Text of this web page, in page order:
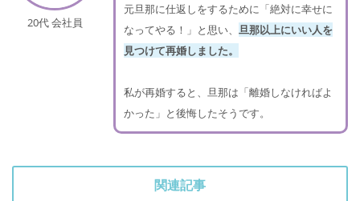
20代 会社員
元旦那に仕返しをするために「絶対に幸せに
なってやる！」と思い、 旦那以上にいい人を
見つけて再婚しました。
私が再婚すると、旦那は「離婚しなければよ
かった」と後悔したそうです。
関連記事